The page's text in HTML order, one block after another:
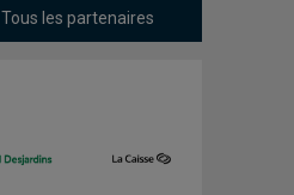
Tous les partenaires